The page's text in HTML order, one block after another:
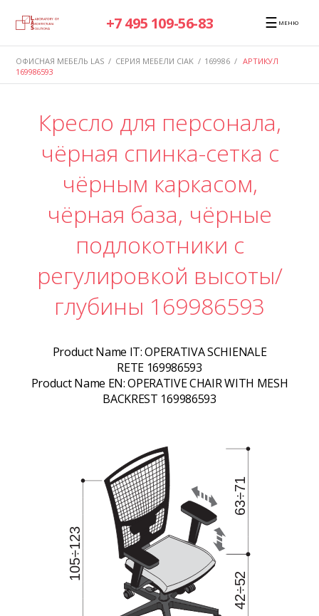
+7 495 109-56-83 ☰ МЕНЮ
ОФИСНАЯ МЕБЕЛЬ LAS / СЕРИЯ МЕБЕЛИ CIAK / 169986 / АРТИКУЛ
169986593
Кресло для персонала,
чёрная спинка-сетка с
чёрным каркасом,
чёрная база, чёрные
подлокотники с
регулировкой высоты/
глубины 169986593
Product Name IT:OPERATIVA SCHIENALE
RETE 169986593
Product Name EN:OPERATIVE CHAIR WITH MESH
BACKREST 169986593